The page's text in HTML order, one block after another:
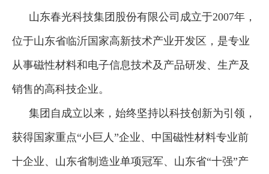
山东春光科技集团股份有限公司成立于2007年，
位于山东省临沂国家高新技术产业开发区，是专业
从事磁性材料和电子信息技术及产品研发、生产及
销售的高科技企业。
集团自成立以来，始终坚持以科技创新为引领，
获得国家重点“小巨人”企业、中国磁性材料专业前
十企业、山东省制造业单项冠军、山东省“十强”产